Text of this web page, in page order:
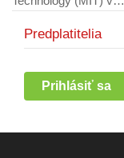
Predplatitelia
Prihlásiť sa